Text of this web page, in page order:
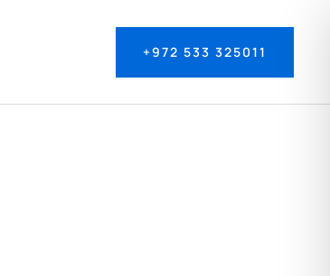
+972 533 325011